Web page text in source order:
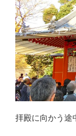
拝殿に向かう途